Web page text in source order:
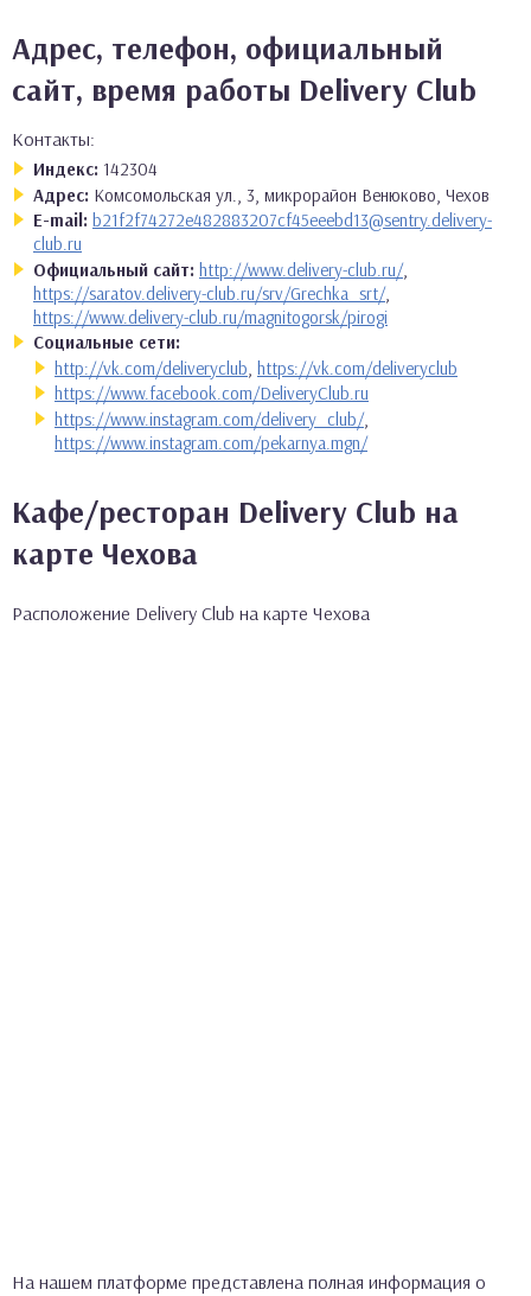
Адрес, телефон, официальный
сайт, время работы Delivery Club
Контакты:
Индекс: 142304
Адрес: Комсомольская ул., 3, микрорайон Венюково, Чехов
E-mail: b21f2f74272e482883207cf45eeebd13@sentry.delivery-
club.ru
Официальный сайт: http://www.delivery-club.ru/,
https://saratov.delivery-club.ru/srv/Grechka_srt/,
https://www.delivery-club.ru/magnitogorsk/pirogi
Социальные сети:
http://vk.com/deliveryclub https://vk.com/deliveryclub
https://www.facebook.com/DeliveryClub.ru
https://www.instagram.com/delivery_club/,
https://www.instagram.com/pekarnya.mgn/
Кафе/ресторан Delivery Club на
карте Чехова
Расположение Delivery Club на карте Чехова
На нашем платформе представлена полная информация о